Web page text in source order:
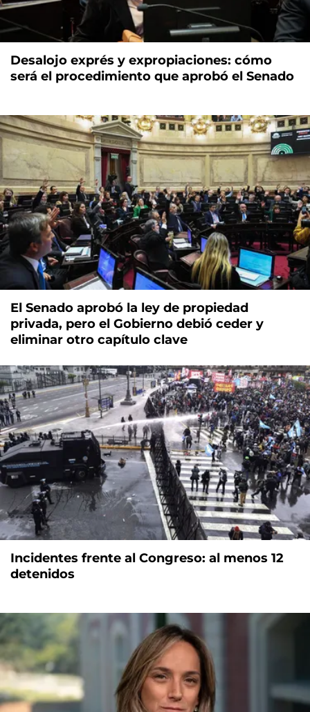
Desalojo exprés y expropiaciones: cómo
será el procedimiento que aprobó el Senado
El Senado aprobó la ley de propiedad
privada, pero el Gobierno debió ceder y
eliminar otro capítulo clave
Incidentes frente al Congreso: al menos 12
detenidos